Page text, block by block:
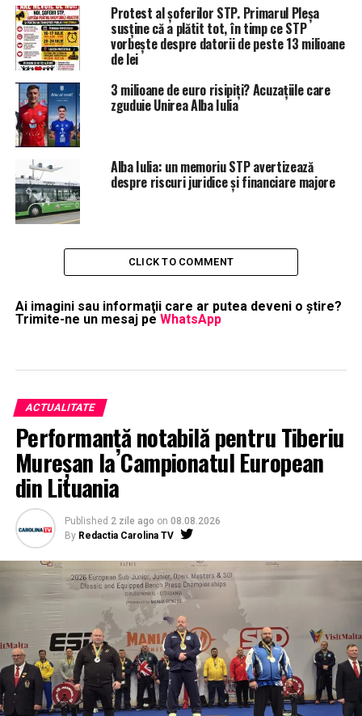
Protest al șoferilor STP. Primarul Pleșa
susține că a plătit tot, în timp ce STP
vorbește despre datorii de peste 13 milioane
de lei
3 milioane de euro risipiți? Acuzațiile care
zguduie Unirea Alba Iulia
Alba Iulia: un memoriu STP avertizează
despre riscuri juridice şi financiare majore
CLICK TO COMMENT
Ai imagini sau informaţii care ar putea deveni o ştire?
Trimite-ne un mesaj pe WhatsApp
ACTUALITATE
Performanță notabilă pentru Tiberiu
Mureșan la Campionatul European
din Lituania
Published 2 zile ago on 08.08.2026
By Redactia Carolina TV